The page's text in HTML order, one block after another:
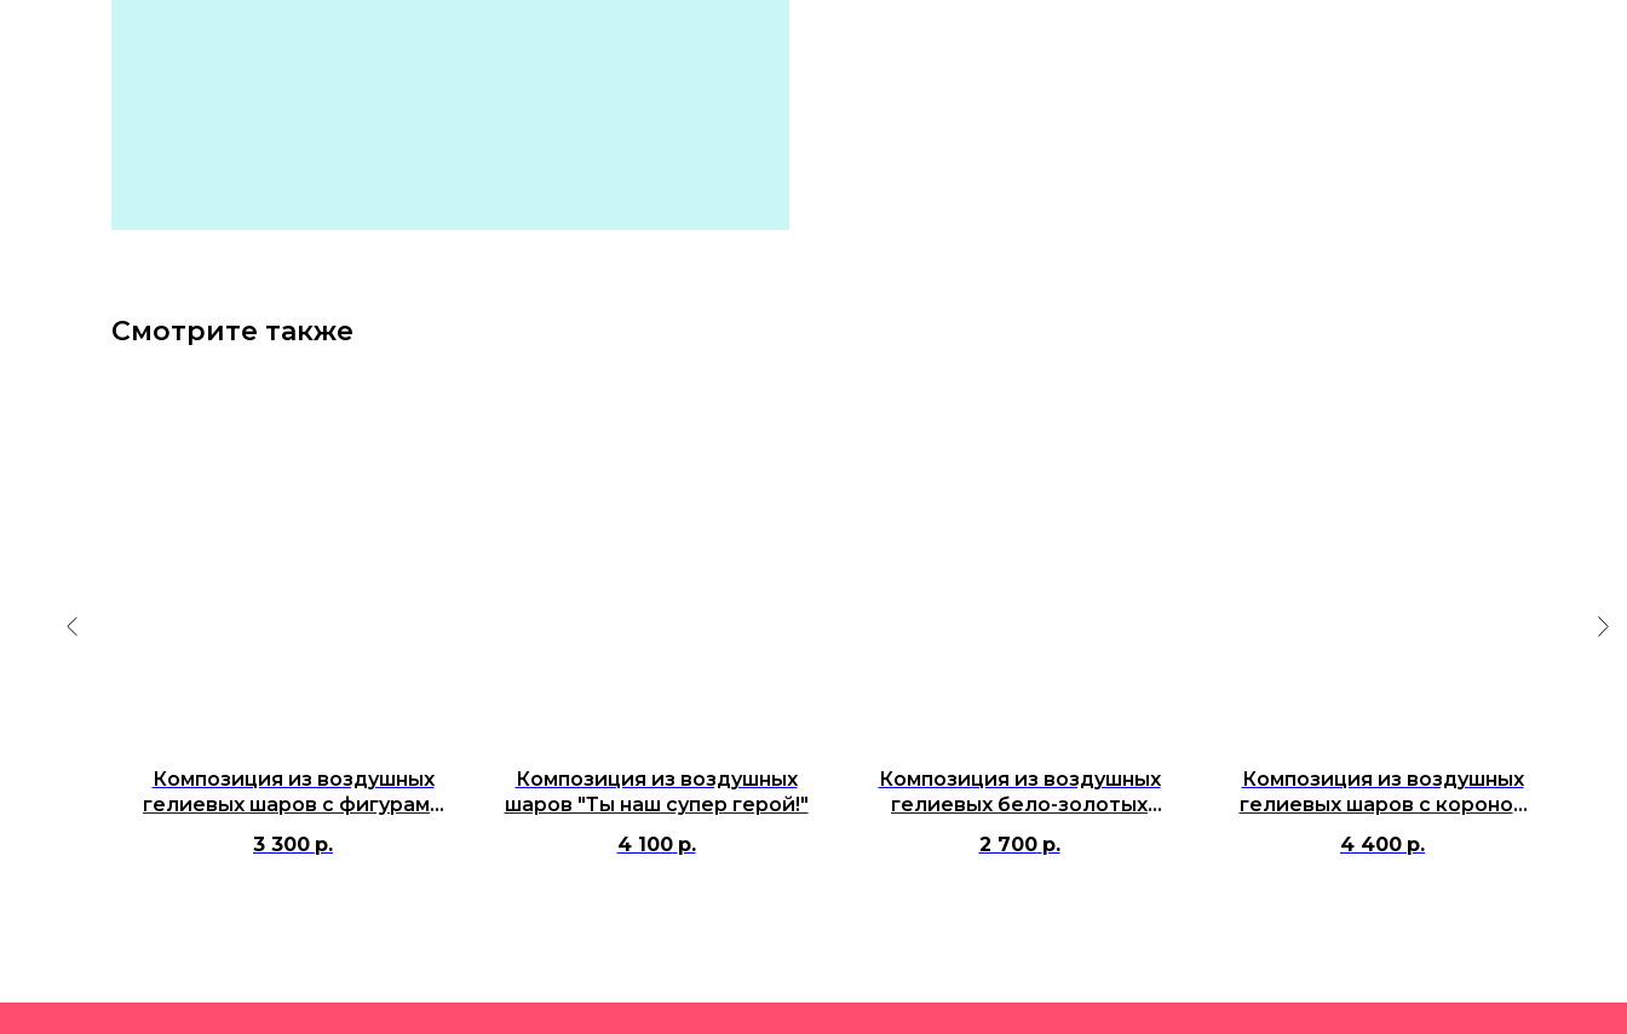
Смотрите также
Композиция из воздушных
гелиевых шаров с фигурами
3 300 р.
Композиция из воздушных
шаров "Ты наш супер герой!"
4 100 р.
Композиция из воздушных
гелиевых бело-золотых
2 700 р.
Композиция из воздушных
гелиевых шаров с короной
4 400 р.